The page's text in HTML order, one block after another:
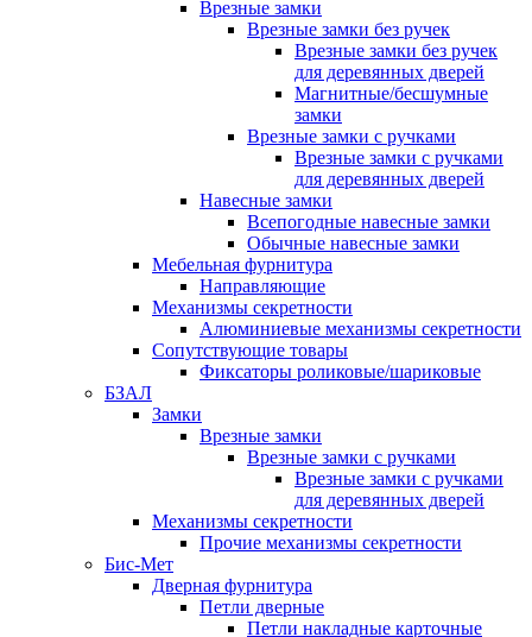
Врезные замки
Врезные замки без ручек
Врезные замки без ручек
для деревянных дверей
Магнитные/бесшумные
замки
Врезные замки с ручками
Врезные замки с ручками
для деревянных дверей
Навесные замки
Всепогодные навесные замки
Обычные навесные замки
Мебельная фурнитура
Направляющие
Механизмы секретности
Алюминиевые механизмы секретности
Сопутствующие товары
Фиксаторы роликовые/шариковые
БЗАЛ
Замки
Врезные замки
Врезные замки с ручками
Врезные замки с ручками
для деревянных дверей
Механизмы секретности
Прочие механизмы секретности
Бис-Мет
Дверная фурнитура
Петли дверные
Петли накладные карточные